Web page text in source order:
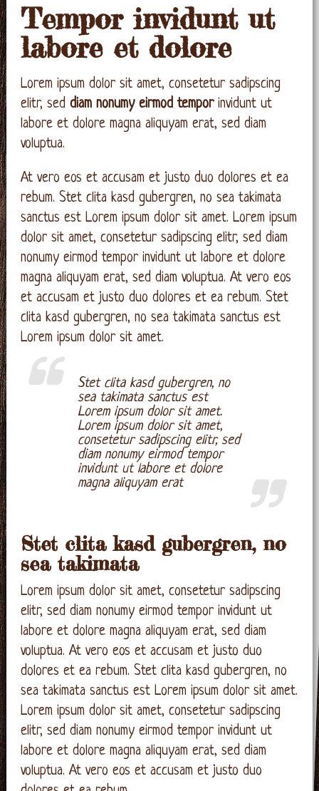
Tempor invidunt ut
labore et dolore
Lorem ipsum dolor sit amet, consetetur sadipscing
elitr, sed diam nonumy eirmod temporinvidunt ut
labore et dolore magna aliquyam erat, sed diam
voluptua.
At vero eos et accusam et justo duo dolores et ea
rebum. Stet clita kasd gubergren, no sea takimata
sanctus est Lorem ipsum dolor sit amet. Lorem ipsum
dolor sit amet, consetetur sadipscing elitr, sed diam
nonumy eirmod tempor invidunt ut labore et dolore
magna aliquyam erat, sed diam voluptua. At vero eos
et accusam et justo duo dolores et ea rebum. Stet
clita kasd gubergren, no sea takimata sanctus est
Lorem ipsum dolor sit amet.
Stet clita kasd gubergren, no
sea takimata sanctus est
Lorem ipsum dolor sit amet.
Lorem ipsum dolor sit amet,
consetetur sadipscing elitr, sed
diam nonumy eirmod tempor
invidunt ut labore et dolore
magna aliquyam erat
Stet clita kasd gubergren, no
sea takimata
Lorem ipsum dolor sit amet, consetetur sadipscing
elitr, sed diam nonumy eirmod tempor invidunt ut
labore et dolore magna aliquyam erat, sed diam
voluptua. At vero eos et accusam et justo duo
dolores et ea rebum. Stet clita kasd gubergren, no
sea takimata sanctus est Lorem ipsum dolor sit amet.
Lorem ipsum dolor sit amet, consetetur sadipscing
elitr, sed diam nonumy eirmod tempor invidunt ut
labore et dolore magna aliquyam erat, sed diam
voluptua. At vero eos et accusam et justo duo